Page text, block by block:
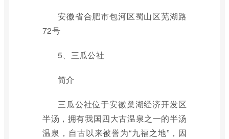
安徽省合肥市包河区蜀山区芜湖路
72号
5、三瓜公社
简介
三瓜公社位于安徽巢湖经济开发区
半汤，拥有我国四大古温泉之一的半汤
温泉，自古以来被誉为“九福之地”，因